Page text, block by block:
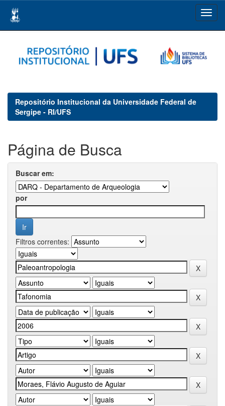
navigation
Repositório Institucional da Universidade Federal de
Sergipe - RI/UFS
Página de Busca
Buscar em:
por
Filtros correntes: